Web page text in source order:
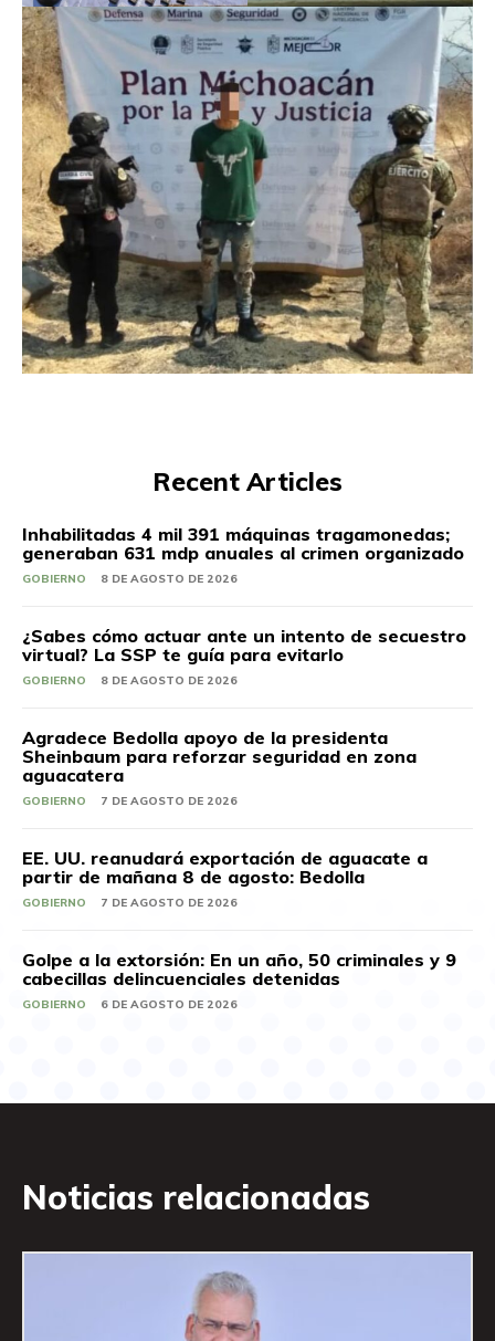
Recent Articles
Inhabilitadas 4 mil 391 máquinas tragamonedas;
generaban 631 mdp anuales al crimen organizado
GOBIERNO 8 DE AGOSTO DE 2026
¿Sabes cómo actuar ante un intento de secuestro
virtual? La SSP te guía para evitarlo
GOBIERNO 8 DE AGOSTO DE 2026
Agradece Bedolla apoyo de la presidenta
Sheinbaum para reforzar seguridad en zona
aguacatera
GOBIERNO 7 DE AGOSTO DE 2026
EE. UU. reanudará exportación de aguacate a
partir de mañana 8 de agosto: Bedolla
GOBIERNO 7 DE AGOSTO DE 2026
Golpe a la extorsión: En un año, 50 criminales y 9
cabecillas delincuenciales detenidas
GOBIERNO 6 DE AGOSTO DE 2026
Noticias relacionadas